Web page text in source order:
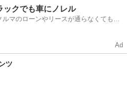
パーツ 新品
ックでも車にノレル
ルマのローンやリースが通らなくてもク
Ad
ツ